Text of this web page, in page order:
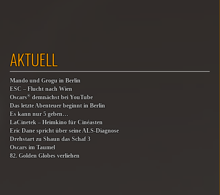
AKTUELL
Mando und Grogu in Berlin
ESC – Flucht nach Wien
Oscars® demnächst bei YouTube
Das letzte Abenteuer beginnt in Berlin
Es kann nur 5 geben…
LaCinetek – Heimkino für Cinéasten
Eric Dane spricht über seine ALS-Diagnose
Drehstart zu Shaun das Schaf 3
Oscars im Taumel
82. Golden Globes verliehen